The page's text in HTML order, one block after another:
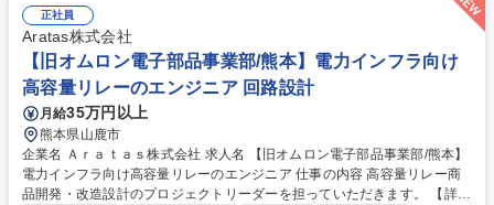
値創出 募集職種 【旧オムロン電子部品事業部/岡山】材料開発・材料評価
技術者
正社員
Aratas株式会社
【旧オムロン電子部品事業部/熊本】電力インフラ向け
高容量リレーのエンジニア 回路設計
月給35万円以上
熊本県山鹿市
企業名 Ａｒａｔａｓ株式会社 求人名 【旧オムロン電子部品事業部/熊本】
電力インフラ向け高容量リレーのエンジニア 仕事の内容 高容量リレー商
品開発・改造設計のプロジェクトリーダーを担っていただきます。 【詳